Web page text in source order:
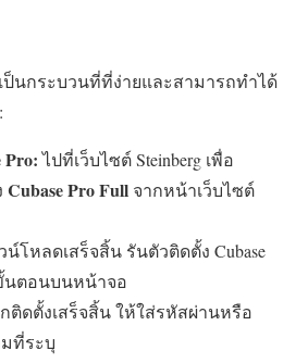
เป็นกระบวนที่ที่ง่ายและสามารถทำได้
Pro:ไปที่เว็บไซต์ Steinberg เพื่อ
Cubase Pro Full จากหน้าเว็บไซต์
น์โหลดเสร็จสิ้น รันตัวติดตั้ง Cubase
นตอนบนหน้าจอ
ติดตั้งเสร็จสิ้น ให้ใส่รหัสผ่านหรือ
ที่ระบุ